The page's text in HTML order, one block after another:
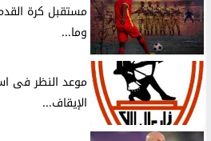
مستقبل كرة
وما...
موعد النظر فى
الإيقاف...